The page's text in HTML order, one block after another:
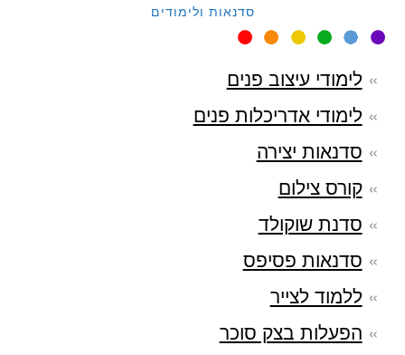
סדנאות ולימודים
לימודי עיצוב פנים
לימודי אדריכלות פנים
סדנאות יצירה
קורס צילום
סדנת שוקולד
סדנאות פסיפס
ללמוד לצייר
הפעלות בצק סוכר